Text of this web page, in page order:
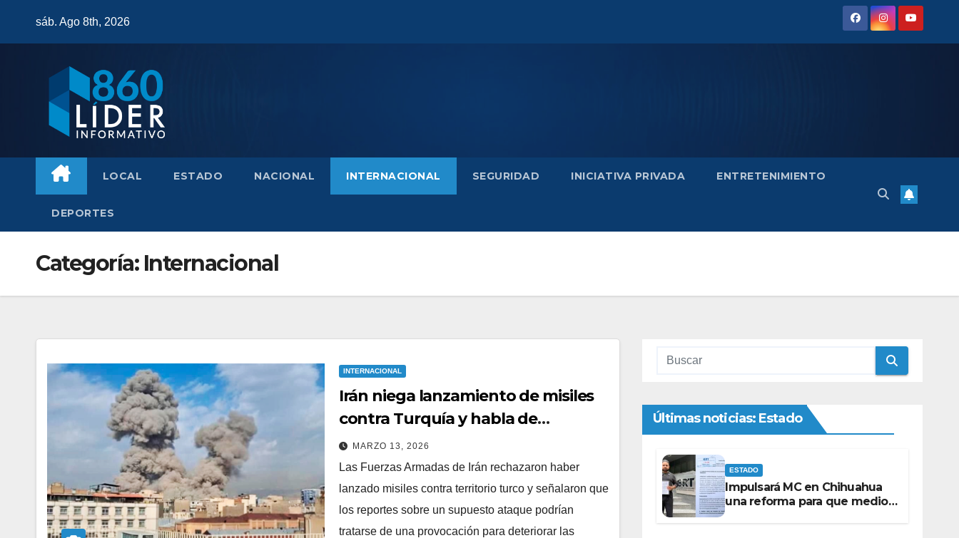
sáb. Ago 8th, 2026
LOCAL ESTADO NACIONAL INTERNACIONAL SEGURIDAD INICIATIVA PRIVADA ENTRETENIMIENTO
DEPORTES
Categoría: Internacional
INTERNACIONAL
Irán niega lanzamiento de misiles
contra Turquía y habla de
“provocación”
MARZO 13, 2026
Las Fuerzas Armadas de Irán rechazaron haber
lanzado misiles contra territorio turco y señalaron que
los reportes sobre un supuesto ataque podrían
tratarse de una provocación para deteriorar las
Últimas noticias: Estado
ESTADO
Impulsará MC en Chihuahua
una reforma para que medios